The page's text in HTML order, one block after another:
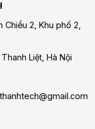
2, Khu phố 2,
Liệt, Hà Nội